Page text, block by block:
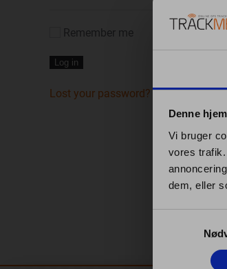
Denne
Vi bruger
vores
dem, eller
Remember me
Log in
Lost your password?